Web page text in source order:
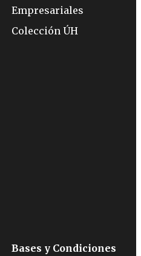
Empresariales
Colección ÚH
Bases y Condiciones